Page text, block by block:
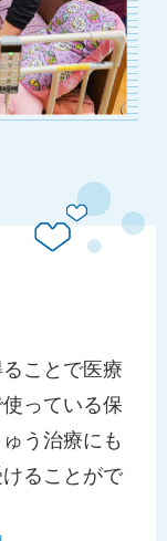
ことで医療
っている保
う治療にも
ることがで